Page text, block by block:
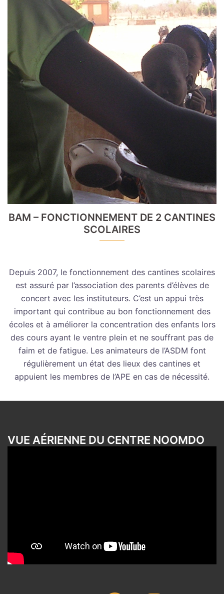
BAM – FONCTIONNEMENT DE 2 CANTINES
SCOLAIRES
Depuis 2007, le fonctionnement des cantines scolaires
est assuré par l’association des parents d’élèves de
concert avec les instituteurs. C’est un appui très
important qui contribue au bon fonctionnement des
écoles et à améliorer la concentration des enfants lors
des cours ayant le ventre plein et ne souffrant pas de
faim et de fatigue. Les animateurs de l’ASDM font
régulièrement un état des lieux des cantines et
appuient les membres de l’APE en cas de nécessité.
VUE AÉRIENNE DU CENTRE NOOMDO